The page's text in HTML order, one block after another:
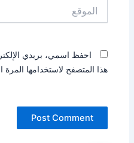
احفظ اسمي، بريدي
هذا المتصفح لاستخدامها المرة